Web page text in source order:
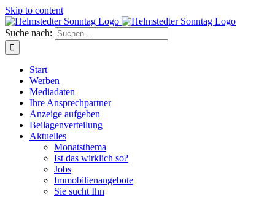
Skip to content
Suche nach:
Start
Werben
Mediadaten
Ihre Ansprechpartner
Anzeige aufgeben
Beilagenverteilung
Aktuelles
Monatsthema
Ist das wirklich so?
Jobs
Immobilienangebote
Sie sucht Ihn